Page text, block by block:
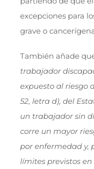
excepciones para
grave o
También añade
trabajador
expuesto al riesgo
52, letra d), del
un trabajador sin
corre un mayor
por enfermedad y,
límites previstos